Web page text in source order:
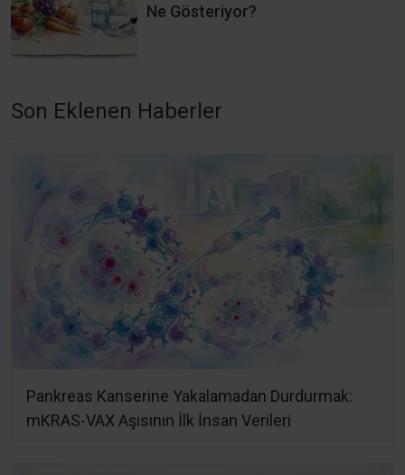
Ne Gösteriyor?
Son Eklenen Haberler
Pankreas Kanserine Yakalamadan Durdurmak:
mKRAS-VAX Aşısının İlk İnsan Verileri